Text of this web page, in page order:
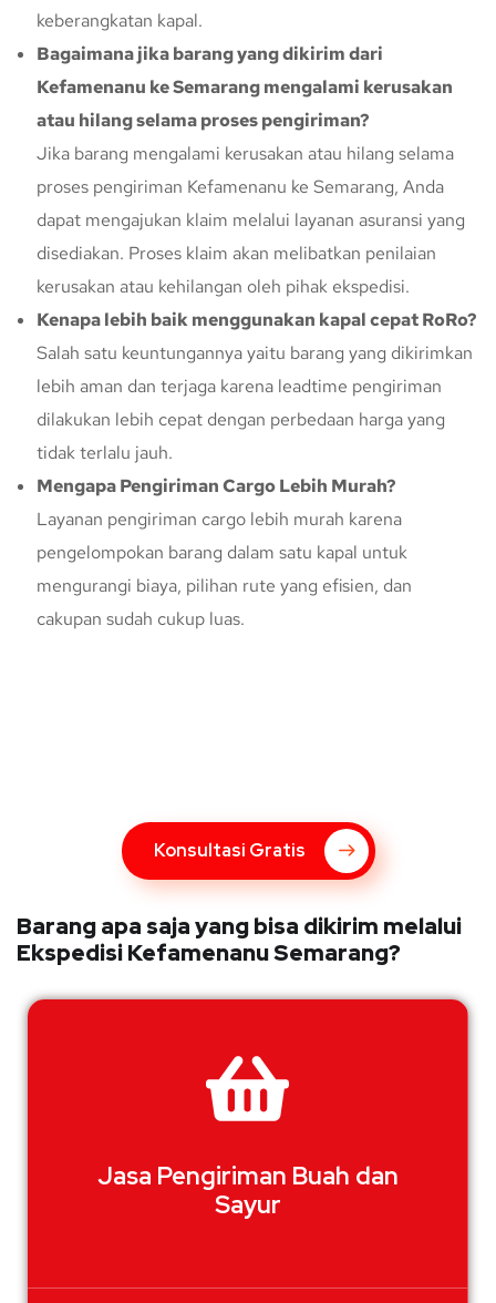
keberangkatan kapal.
Bagaimana jika barang yang dikirim dari
Kefamenanu ke Semarang mengalami kerusakan
atau hilang selama proses pengiriman?
Jika barang mengalami kerusakan atau hilang selama
proses pengiriman Kefamenanu ke Semarang, Anda
dapat mengajukan klaim melalui layanan asuransi yang
disediakan. Proses klaim akan melibatkan penilaian
kerusakan atau kehilangan oleh pihak ekspedisi.
Kenapa lebih baik menggunakan kapal cepat RoRo?
Salah satu keuntungannya yaitu barang yang dikirimkan
lebih aman dan terjaga karena leadtime pengiriman
dilakukan lebih cepat dengan perbedaan harga yang
tidak terlalu jauh.
Mengapa Pengiriman Cargo Lebih Murah?
Layanan pengiriman cargo lebih murah karena
pengelompokan barang dalam satu kapal untuk
mengurangi biaya, pilihan rute yang efisien, dan
cakupan sudah cukup luas.
Konsultasi Gratis
Barang apa saja yang bisa dikirim melalui
Ekspedisi Kefamenanu Semarang?
Jasa Pengiriman Buah dan
Sayur